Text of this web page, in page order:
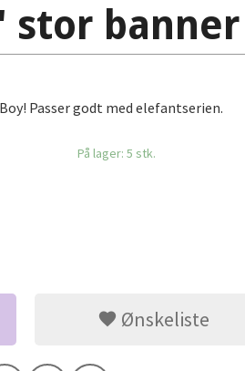
stor banner
Passer godt med elefantserien.
På lager: 5 stk.
Ønskeliste